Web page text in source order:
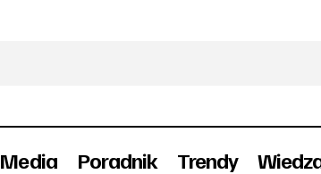
Media Poradnik Trendy